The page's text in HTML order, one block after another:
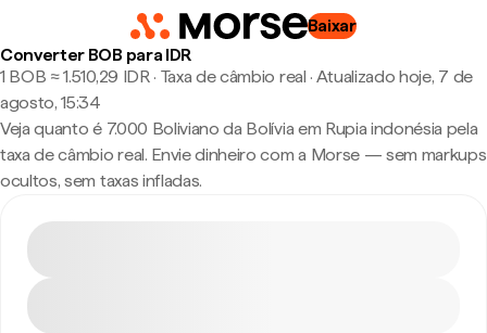
Baixar
Converter BOB para IDR
1 BOB ≈ 1.510,29 IDR · Taxa de câmbio real · Atualizado hoje, 7 de
agosto, 15:34
Veja quanto é 7.000 Boliviano da Bolívia em Rupia indonésia pela
taxa de câmbio real. Envie dinheiro com a Morse — sem markups
ocultos, sem taxas infladas.